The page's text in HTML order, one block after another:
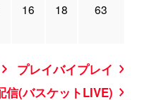
16 18 63
プレイバイプレイ
信(バスケットLIVE)